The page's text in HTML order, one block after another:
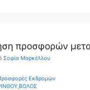
προσφορών
Σοφία Μαρκέλλου
Εκδρομών
, ΒΟΛΟΣ